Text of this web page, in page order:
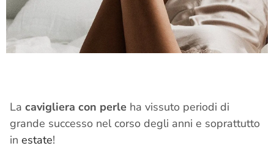
La cavigliera con perle ha vissuto periodi di
grande successo nel corso degli anni e soprattutto
in estate!